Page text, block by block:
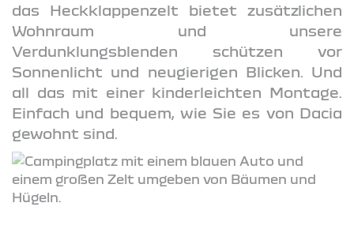
das Heckklappenzelt bietet zusätzlichen
Wohnraum und unsere
Verdunklungsblenden schützen vor
Sonnenlicht und neugierigen Blicken. Und
all das mit einer kinderleichten Montage.
Einfach und bequem, wie Sie es von Dacia
gewohnt sind.